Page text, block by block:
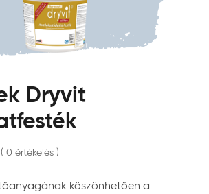
Dryvit
( 0 értékelés )
köszönhetően a